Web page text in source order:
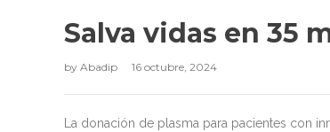
Salva vidas en 35
by Abadip 16 octubre, 2024
La donación de plasma para pacientes con